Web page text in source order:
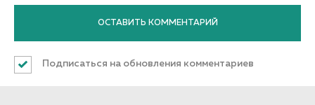
Подписаться на обновления комментариев